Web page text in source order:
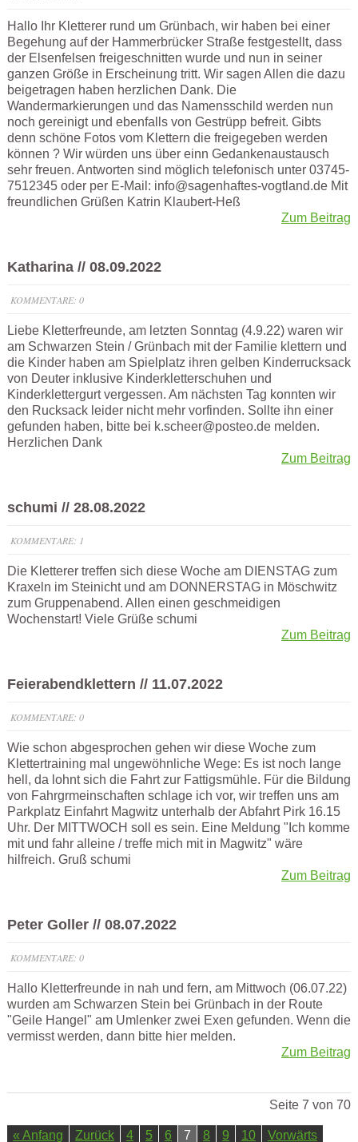
Hallo Ihr Kletterer rund um Grünbach, wir haben bei einer
Begehung auf der Hammerbrücker Straße festgestellt, dass
der Elsenfelsen freigeschnitten wurde und nun in seiner
ganzen Größe in Erscheinung tritt. Wir sagen Allen die dazu
beigetragen haben herzlichen Dank. Die
Wandermarkierungen und das Namensschild werden nun
noch gereinigt und ebenfalls von Gestrüpp befreit. Gibts
denn schöne Fotos vom Klettern die freigegeben werden
können ? Wir würden uns über einn Gedankenaustausch
sehr freuen. Antworten sind möglich telefonisch unter 03745-
7512345 oder per E-Mail: info@sagenhaftes-vogtland.de Mit
freundlichen Grüßen Katrin Klaubert-Heß
Zum Beitrag
Katharina // 08.09.2022
KOMMENTARE: 0
Liebe Kletterfreunde, am letzten Sonntag (4.9.22) waren wir
am Schwarzen Stein / Grünbach mit der Familie klettern und
die Kinder haben am Spielplatz ihren gelben Kinderrucksack
von Deuter inklusive Kinderkletterschuhen und
Kinderklettergurt vergessen. Am nächsten Tag konnten wir
den Rucksack leider nicht mehr vorfinden. Sollte ihn einer
gefunden haben, bitte bei k.scheer@posteo.de melden.
Herzlichen Dank
Zum Beitrag
schumi // 28.08.2022
KOMMENTARE: 1
Die Kletterer treffen sich diese Woche am DIENSTAG zum
Kraxeln im Steinicht und am DONNERSTAG in Möschwitz
zum Gruppenabend. Allen einen geschmeidigen
Wochenstart! Viele Grüße schumi
Zum Beitrag
Feierabendklettern // 11.07.2022
KOMMENTARE: 0
Wie schon abgesprochen gehen wir diese Woche zum
Klettertraining mal ungewöhnliche Wege: Es ist noch lange
hell, da lohnt sich die Fahrt zur Fattigsmühle. Für die Bildung
von Fahrgrmeinschaften schlage ich vor, wir treffen uns am
Parkplatz Einfahrt Magwitz unterhalb der Abfahrt Pirk 16.15
Uhr. Der MITTWOCH soll es sein. Eine Meldung "Ich komme
mit und fahr alleine / treffe mich mit in Magwitz" wäre
hilfreich. Gruß schumi
Zum Beitrag
Peter Goller // 08.07.2022
KOMMENTARE: 0
Hallo Kletterfreunde in nah und fern, am Mittwoch (06.07.22)
wurden am Schwarzen Stein bei Grünbach in der Route
"Geile Hangel" am Umlenker zwei Exen gefunden. Wenn die
vermisst werden, dann bitte hier melden.
Zum Beitrag
Seite 7 von 70
« Anfang Zurück 4 5 6 7 8 9 10 Vorwärts